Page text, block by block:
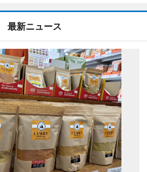
最新ニュース